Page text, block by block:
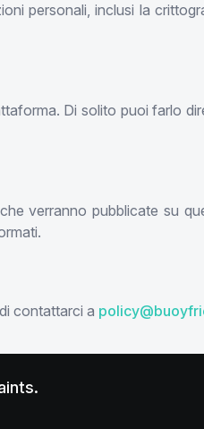
personali, inclusi la
Di solito puoi farlo
verranno pubblicate su
contattarci a